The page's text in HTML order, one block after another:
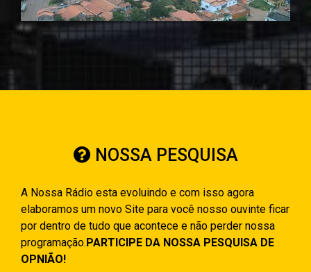
NOSSA PESQUISA
A Nossa Rádio esta evoluindo e com isso agora
elaboramos um novo Site para você nosso ouvinte ficar
por dentro de tudo que acontece e não perder nossa
programação.PARTICIPE DA NOSSA PESQUISA DE
OPNIÃO!